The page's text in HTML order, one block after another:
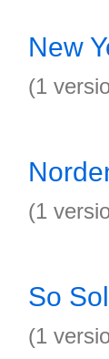
New
(1
(1
So
(1